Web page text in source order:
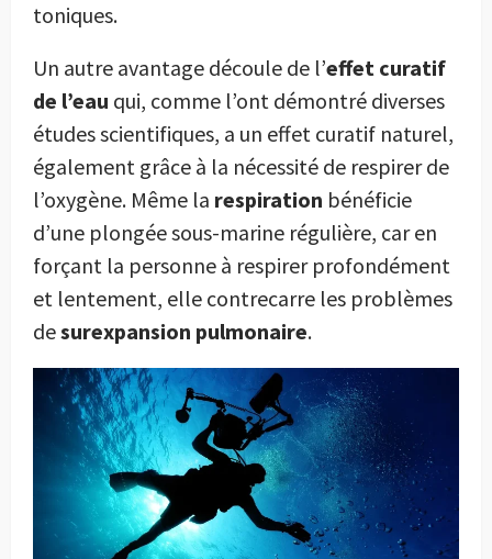
toniques.
Un autre avantage découle de l’effet curatif
de l’eau qui, comme l’ont démontré diverses
études scientifiques, a un effet curatif naturel,
également grâce à la nécessité de respirer de
l’oxygène. Même la respiration bénéficie
d’une plongée sous-marine régulière, car en
forçant la personne à respirer profondément
et lentement, elle contrecarre les problèmes
desurexpansion pulmonaire.